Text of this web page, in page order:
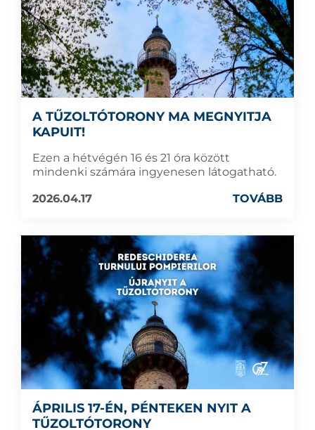
A TŰZOLTÓTORONY MA MEGNYITJA
KAPUIT!
Ezen a hétvégén 16 és 21 óra között
mindenki számára ingyenesen látogatható.
2026.04.17
TOVÁBB
ÁPRILIS 17-ÉN, PÉNTEKEN NYIT A
TŰZOLTÓTORONY